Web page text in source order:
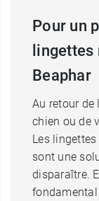
Pour un
Beaphar
Au retour de
chien ou de
Les
sont une
disparaître.
fondamental